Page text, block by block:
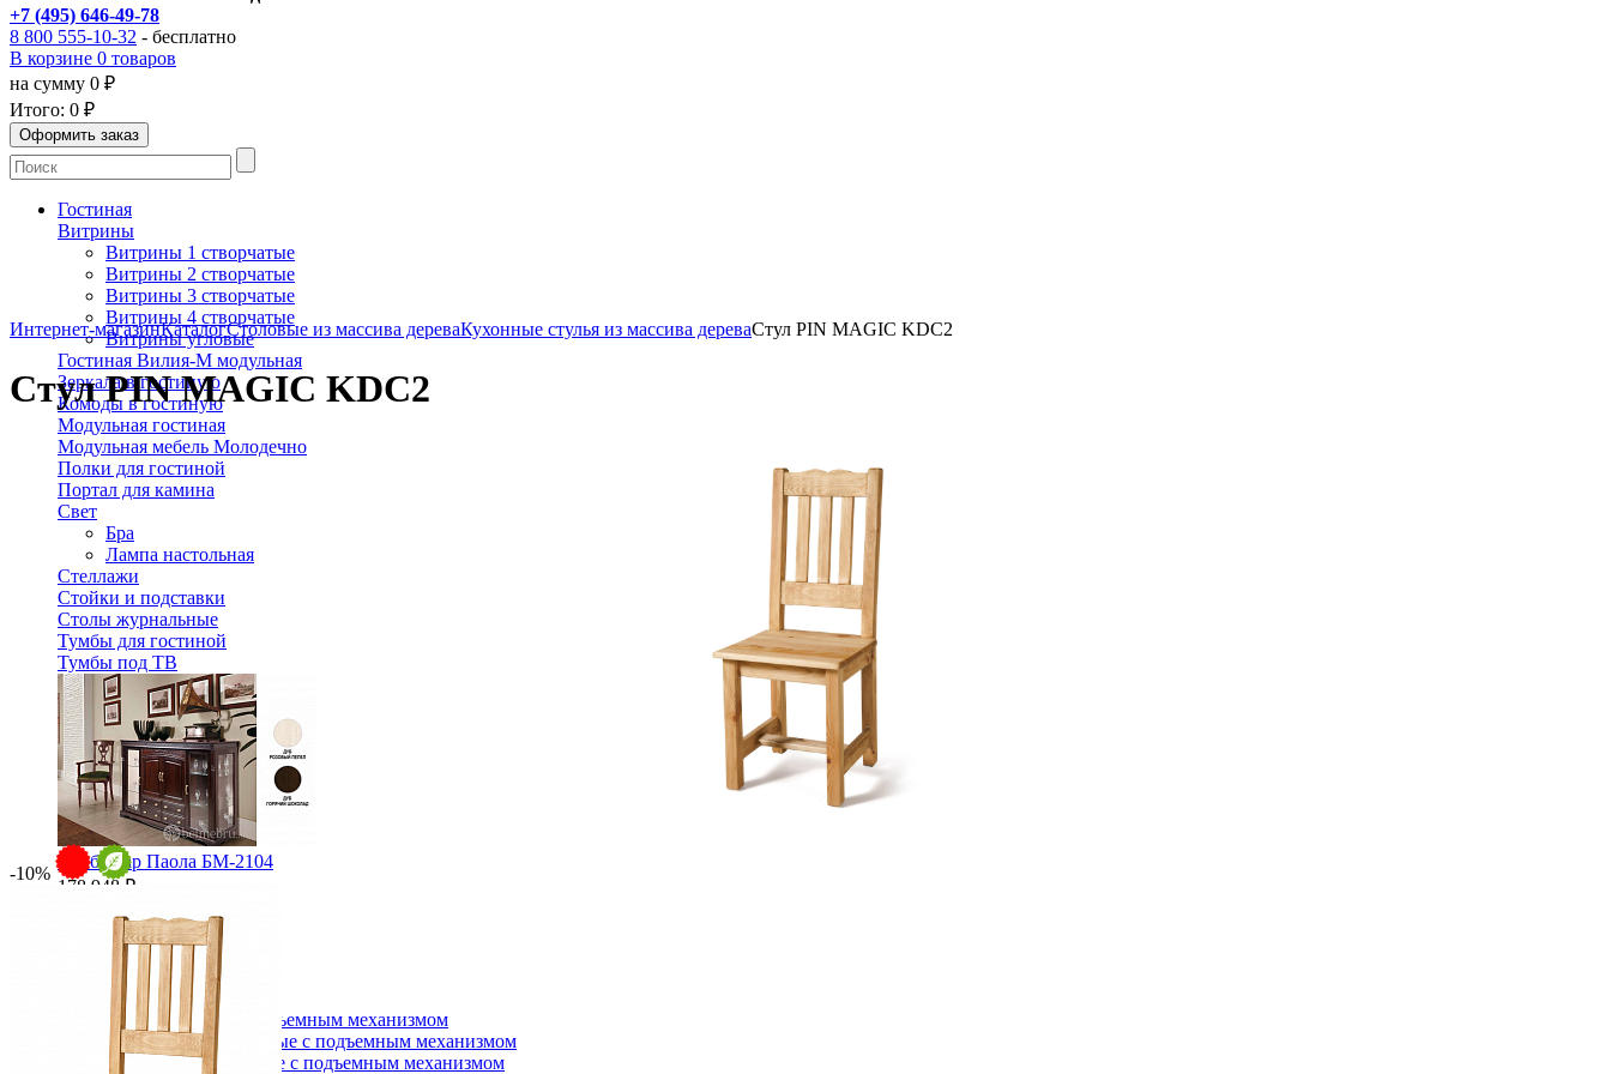
+7 (495) 646-49-78
8 800 555-10-32 - бесплатно
В корзине 0 товаров
на сумму 0 ₽
Итого: 0 ₽
Гостиная
Витрины
Витрины 1 створчатые
Витрины 2 створчатые
Витрины 3 створчатые
Витрины 4 створчатые
Витрины угловые
Гостиная Вилия-М модульная
Зеркала в гостиную
Комоды в гостиную
Модульная гостиная
Модульная мебель Молодечно
Полки для гостиной
Портал для камина
Свет
Бра
Лампа настольная
Стеллажи
Стойки и подставки
Столы журнальные
Тумбы для гостиной
Тумбы под ТВ
Тумба-бар Паола БМ-2104
178 948 ₽
215 600 ₽
В корзину
Спальня
Деревянные кровати с подъемным механизмом
Кровати односпальные с подъемным механизмом
Кровати двуспальные с подъемным механизмом
Интернет-магазинКаталогСтоловые из массива дереваКухонные стулья из массива дереваСтул PIN MAGIC KDC2
Стул PIN MAGIC KDC2
-10%